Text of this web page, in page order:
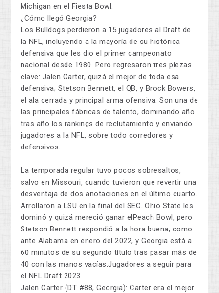
Michigan en el Fiesta Bowl.
¿Cómo llegó Georgia?
Los Bulldogs perdieron a 15 jugadores al Draft de
la NFL, incluyendo a la mayoría de su histórica
defensiva que les dio el primer campeonato
nacional desde 1980. Pero regresaron tres piezas
clave: Jalen Carter, quizá el mejor de toda esa
defensiva; Stetson Bennett, el QB, y Brock Bowers,
el ala cerrada y principal arma ofensiva. Son una de
las principales fábricas de talento, dominando año
tras año los rankings de reclutamiento y enviando
jugadores a la NFL, sobre todo corredores y
defensivos.
La temporada regular tuvo pocos sobresaltos,
salvo en Missouri, cuando tuvieron que revertir una
desventaja de dos anotaciones en el último cuarto.
Arrollaron a LSU en la final del SEC. Ohio State les
dominó y quizá mereció ganar elPeach Bowl, pero
Stetson Bennett respondió a la hora buena, como
ante Alabama en enero del 2022, y Georgia está a
60 minutos de su segundo título tras pasar más de
40 con las manos vacías.Jugadores a seguir para
el NFL Draft 2023
Jalen Carter (DT #88, Georgia): Carter era el mejor